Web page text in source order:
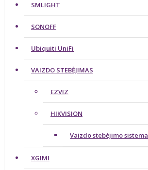
SMLIGHT
SONOFF
Ubiquiti UniFi
VAIZDO STEBĖJIMAS
EZVIZ
HIKVISION
Vaizdo stebėjimo sistema
XGIMI